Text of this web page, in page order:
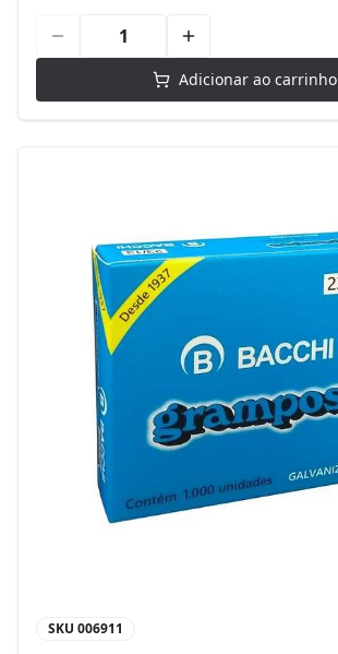
Adicionar ao carrinho
SKU 006911